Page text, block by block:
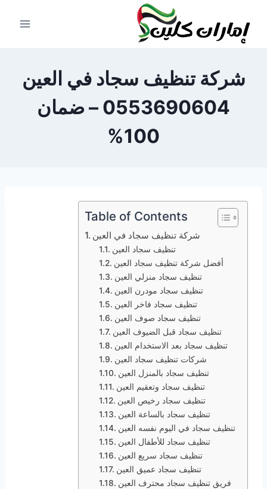
المحتوى
شركة تنظيف سجاد في العين
0553690604 – ضمان
100%
Table of Contents
شركة تنظيف سجاد في العين
تنظيف سجاد العين
أفضل شركة تنظيف سجاد العين
تنظيف سجاد منزلي العين
تنظيف سجاد مودرن العين
تنظيف سجاد فاخر العين
تنظيف سجاد صوف العين
تنظيف سجاد قبل الضيوف العين
تنظيف سجاد بعد الاستخدام العين
شركات تنظيف سجاد العين
تنظيف سجاد بالمنزل العين
تنظيف سجاد وتعقيم العين
تنظيف سجاد رخيص العين
تنظيف سجاد بالساعة العين
تنظيف سجاد في اليوم نفسه العين
تنظيف سجاد للأطفال العين
تنظيف سجاد سريع العين
تنظيف سجاد عميق العين
فريق تنظيف سجاد محترف العين